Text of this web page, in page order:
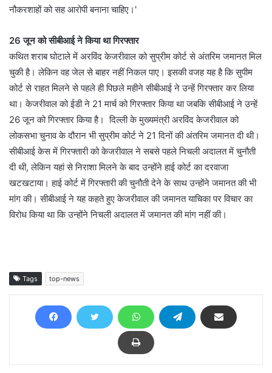
नौकरशाहों को सह आरोपी बनाना चाहिए।'
26 जून को सीबीआई ने किया था गिरफ्तार
कथित शराब घोटाले में अरविंद केजरीवाल को सुप्रीम कोर्ट से अंतरिम जमानत मिल
चुकी है। लेकिन वह जेल से बाहर नहीं निकल पाए। इसकी वजह यह है कि सुपीम
कोर्ट से राहत मिलने से पहले ही पिछले महीने सीबीआई ने उन्हें गिरफ्तार कर लिया
था। केजरीवाल को ईडी ने 21 मार्च को गिरफ्तार किया था जबकि सीबीआई ने उन्हें
26 जून को गिरफ्तार किया है। दिल्ली के मुख्यमंत्री अरविंद केजरीवाल को
लोकसभा चुनाव के दौरान भी सुप्रीम कोर्ट ने 21 दिनों की अंतरिम जमानत दी थी।
सीबीआई केस में गिरफ्तारी को केजरीवाल ने सबसे पहले निचली अदालत में चुनौती
दी थी, लेकिन यहां से निराशा मिलने के बाद उन्होंने हाई कोर्ट का दरवाजा
खटखटाया। हाई कोर्ट में गिरफ्तारी की चुनौती देने के साथ उन्होंने जमानत की भी
मांग की। सीबीआई ने यह कहते हुए केजरीवाल की जमानत याचिका पर विचार का
विरोध किया था कि उन्होंने निचली अदालत में जमानत की मांग नहीं की।
Tags top-news